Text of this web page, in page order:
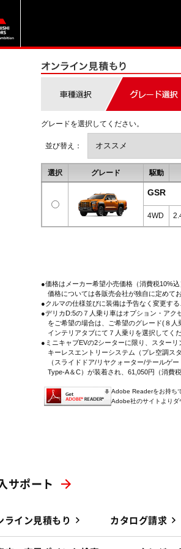
グレードを選択してください。
並び替え：
選択 グレード 駆動
GSR
4WD
●価格はメーカー希望小売価格（消費税10%込
価格については各販売会社が独自に定めて
●クルマの仕様並びに装備は予告なく変更す
●デリカD:5の７人乗り車はオプション・ア
をご希望の場合は、ご希望のグレード(８人
インテリアタブにて７人乗りを選択してくだ
●ミニキャブEVの2シーターに限り、スター
キーレスエントリーシステム（プレ空調ス
（スライドドア/リヤクォーター/テールゲー
Type-A＆C）が装着され、61,050円（消費
Adobe Readerをお持ち
Adobe社のサイトよりダ
サポート
ライン見積もり カタログ請求